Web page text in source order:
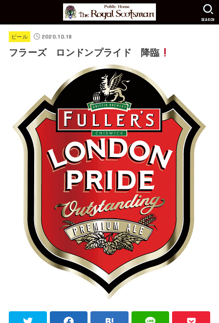
SEARCH
ビール 2020.10.18
フラーズ ロンドンプライド 降臨